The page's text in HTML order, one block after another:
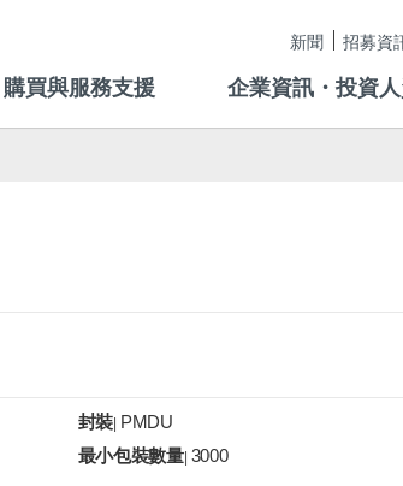
新聞 招募資
購買與服務支援 企業資訊・投資
封裝 PMDU
最小包裝數量| 3000